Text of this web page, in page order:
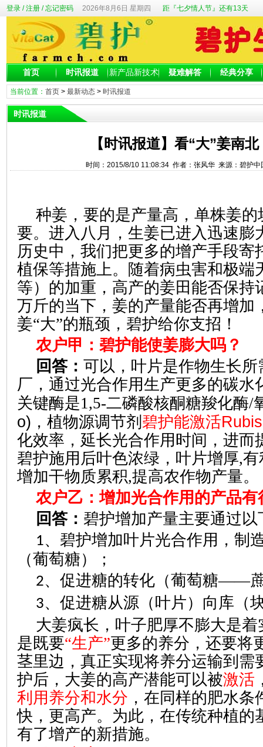
登录/注册/忘记密码 2026年8月6日 星期四 距『七夕情人节』还有13天
首页 时讯报道 新产品新技术 疑难解答 经典分享
当前位置： 首页> 最新动态> 时讯报道
时讯报道
【时讯报道】看“大”姜南
时间：2015/8/10 11:08:34 作者：张风华 来源：碧护
种姜，要的是产量高，单株姜
要。进入八月，生姜已进入迅速膨
历史中，我们把更多的增产手段寄
植保等措施上。随着病虫害和极端
等）的加重，高产的姜田能否保持
万斤的当下，姜的产量能否再增加
姜“大”的瓶颈，碧护给你支招！
农户甲：碧护能使姜膨大吗？
回答： 可以，叶片是作物生长
厂，通过光合作用生产更多的碳水
关键酶是1,5-二磷酸核酮糖羧化酶/
o) ，植物源调节剂 碧护能激活
化效率，延长光合作用时间，进而
碧护施用后叶色浓绿，叶片增厚,
增加干物质累积,提高农作物产量。
农户乙：增加光合作用的产品
回答： 碧护增加产量主要通过
1、碧护增加叶片光合作用，制
（葡萄糖）；
2、促进糖的转化（葡萄糖——
3、促进糖从源（叶片）向库（
大姜疯长，叶子肥厚不膨大是
是既要“生产”更多的养分，还要将
茎里边，真正实现将养分运输到需
护后，大姜的高产潜能可以被激活
利用养分和水分 ，在同样的肥水
快，更高产。为此，在传统种植的
有了增产的新措施。